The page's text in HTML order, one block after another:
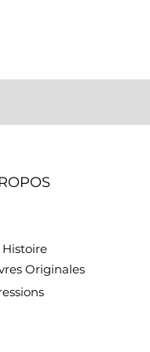
Histoire
Originales